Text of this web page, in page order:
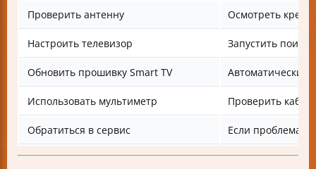
Проверить антенну Осмотреть
Настроить телевизор Запустить поиск
Обновить прошивку Smart TV Автоматически
Использовать мультиметр Проверить
Обратиться в сервис Если проблема